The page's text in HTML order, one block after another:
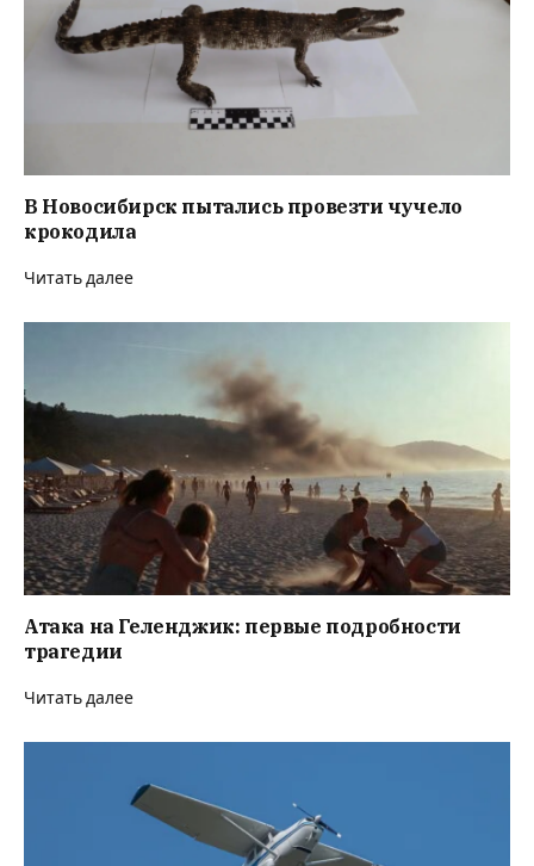
В Новосибирск пытались провезти чучело
крокодила
Читать далее
Атака на Геленджик: первые подробности
трагедии
Читать далее